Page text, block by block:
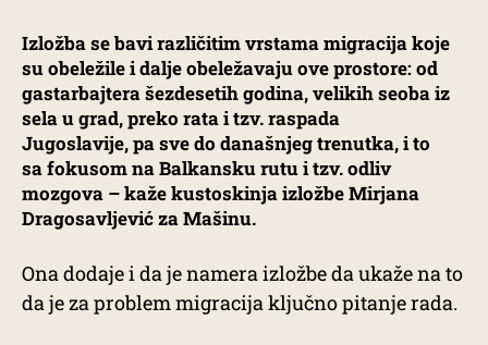
Izložba se bavi različitim vrstama migracija koje
su obeležile i dalje obeležavaju ove prostore: od
gastarbajtera šezdesetih godina, velikih seoba iz
sela u grad, preko rata i tzv. raspada
Jugoslavije, pa sve do današnjeg trenutka, i to
sa fokusom na Balkansku rutu i tzv. odliv
mozgova – kaže kustoskinja izložbe Mirjana
Dragosavljević za Mašinu.
Ona dodaje i da je namera izložbe da ukaže na to
da je za problem migracija ključno pitanje rada.